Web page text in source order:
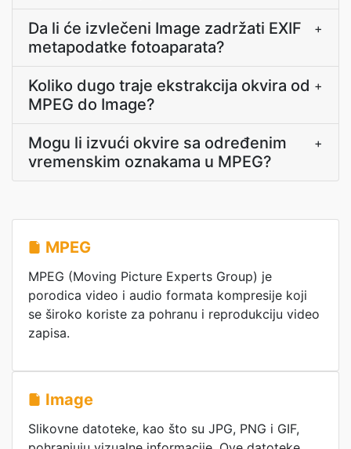
Da li će izvlečeni Image zadržati EXIF
metapodatke fotoaparata?
+
Koliko dugo traje ekstrakcija okvira od
MPEG do Image?
+
Mogu li izvući okvire sa određenim
vremenskim oznakama u MPEG?
+
MPEG
MPEG (Moving Picture Experts Group) je
porodica video i audio formata kompresije koji
se široko koriste za pohranu i reprodukciju video
zapisa.
Image
Slikovne datoteke, kao što su JPG, PNG i GIF,